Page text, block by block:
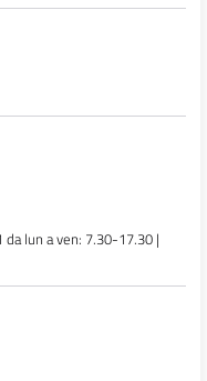
lun a ven: 7.30-17.30 |